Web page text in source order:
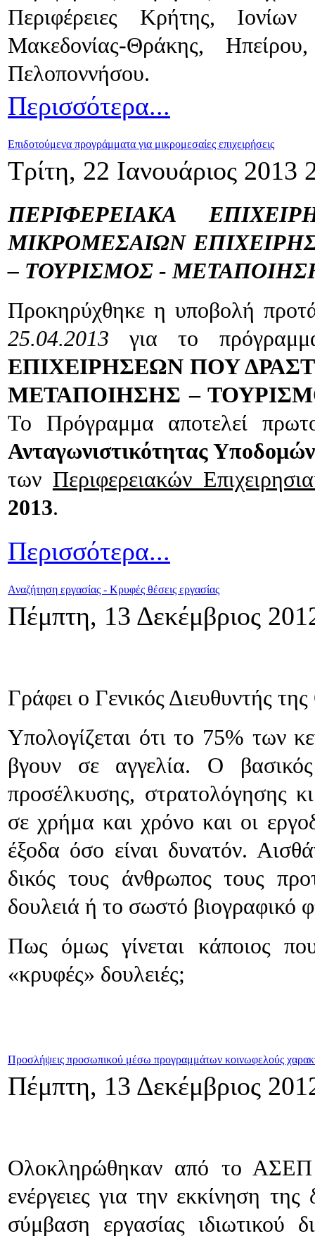
Περιφέρειες Κρήτης,
Μακεδονίας-Θράκης,
Πελοποννήσου.
Περισσότερα...
Επιδοτούμενα προγράμματα για μικρομεσαίες επιχειρήσεις
Τρίτη, 22 Ιανουάριος 2013
ΠΕΡΙΦΕΡΕΙΑΚΑ
ΜΙΚΡΟΜΕΣΑΙΩΝ
– ΤΟΥΡΙΣΜΟΣ -
Προκηρύχθηκε η υποβολή
25.04.2013 για το
ΕΠΙΧΕΙΡΗΣΕΩΝ ΠΟΥ
ΜΕΤΑΠΟΙΗΣΗΣ –
Το Πρόγραμμα αποτελεί
Ανταγωνιστικότητας
των Περιφερειακών
2013.
Περισσότερα...
Αναζήτηση εργασίας - Κρυφές θέσεις εργασίας
Πέμπτη, 13 Δεκέμβριος
Γράφει ο Γενικός Διευθυντής
Υπολογίζεται ότι το 75% των
βγουν σε αγγελία. Ο
προσέλκυσης, στρατολόγησης
σε χρήμα και χρόνο και οι
έξοδα όσο είναι δυνατόν.
δικός τους άνθρωπος τους
δουλειά ή το σωστό βιογραφικό
Πως όμως γίνεται κάποιος
«κρυφές» δουλειές;
Προσλήψεις προσωπικού μέσω προγραμμάτων κοινωφελούς
Πέμπτη, 13 Δεκέμβριος
Ολοκληρώθηκαν από το ΑΣΕΠ
ενέργειες για την εκκίνηση
σύμβαση εργασίας ιδιωτικού